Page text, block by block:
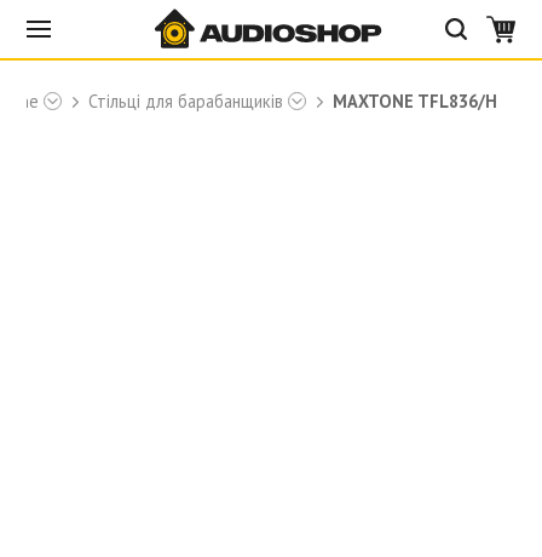
Стільці для барабанщиків MAXTONE TFL836/H